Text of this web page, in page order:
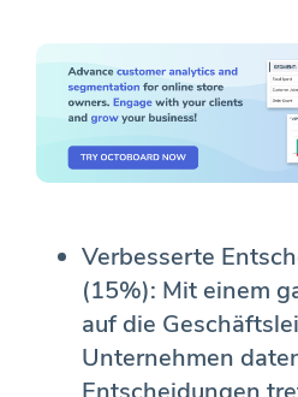
Verbesserte
(15%): Mit einem
auf die
Unternehmen